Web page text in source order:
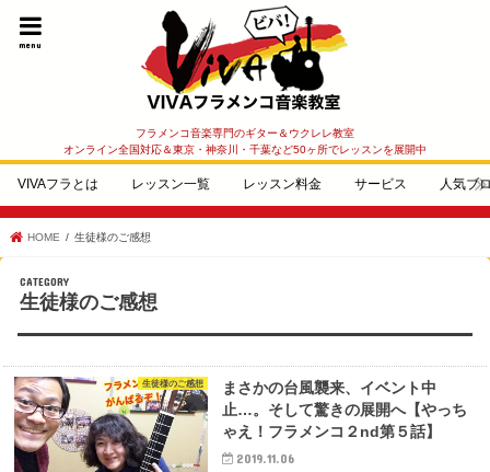
フラメンコ音楽専門のギター＆ウクレレ教室
オンライン全国対応＆東京・神奈川・千葉など50ヶ所でレッスンを展開中
menu
VIVAフラとは レッスン一覧 レッスン料金 サービス 人気ブ
HOME 生徒様のご感想
生徒様のご感想
生徒様のご感想
まさかの台風襲来、イベント中
止…。そして驚きの展開へ【やっち
ゃえ！フラメンコ２nd第５話】
2019.11.06